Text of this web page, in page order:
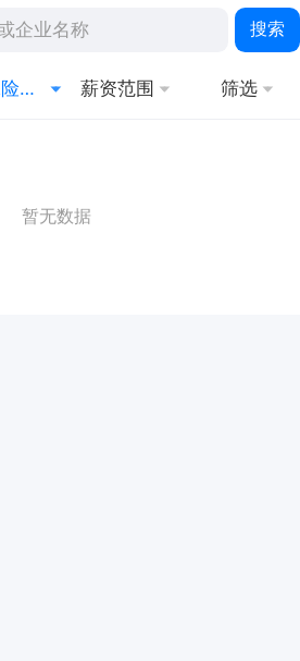
搜索
金融保险其他相关职位 薪资范围 筛选
暂无数据